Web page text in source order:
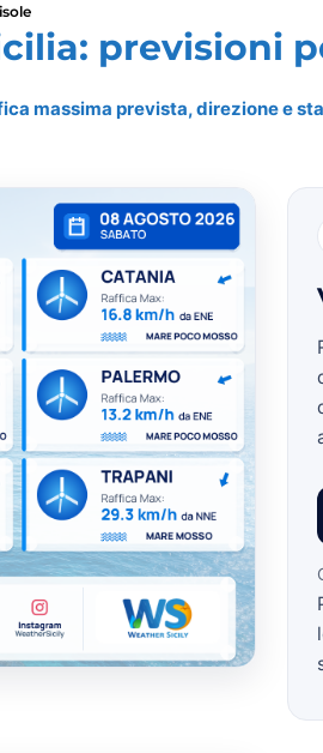
Weather
Sicily.it
previsioni
massima prevista, direzione e